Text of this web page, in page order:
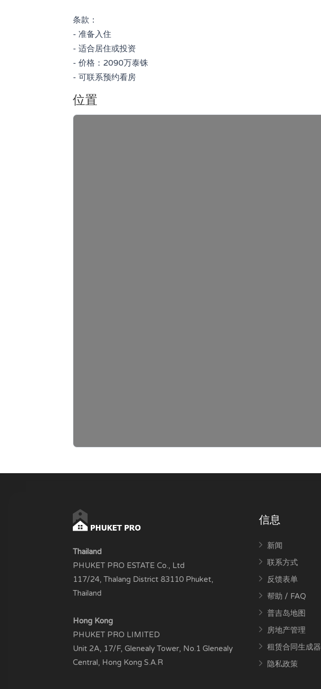
条款：
- 准备入住
- 适合居住或投资
- 价格：2090万泰铢
- 可联系预约看房
位置
Thailand
PHUKET PRO ESTATE Co., Ltd
117/24, Thalang District 83110 Phuket,
Thailand
Hong Kong
PHUKET PRO LIMITED
Unit 2A, 17/F, Glenealy Tower, No.1 Glenealy
Central, Hong Kong S.A.R
信息
新闻
联系方式
反馈表单
帮助 / FAQ
普吉岛地图
房地产管理
租赁合同生成器
隐私政策